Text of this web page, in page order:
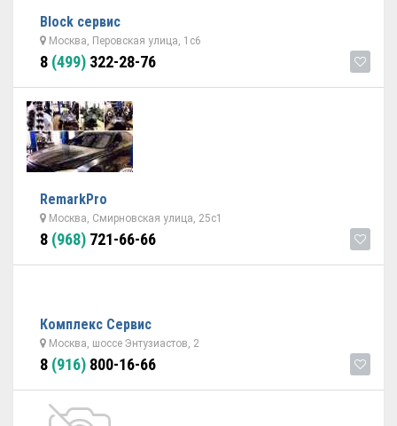
Block сервис
Москва, Перовская улица, 1с6
8 (499) 322-28-76
RemarkPro
Москва, Смирновская улица, 25с1
8 (968) 721-66-66
Комплекс Сервис
Москва, шоссе Энтузиастов, 2
8 (916) 800-16-66